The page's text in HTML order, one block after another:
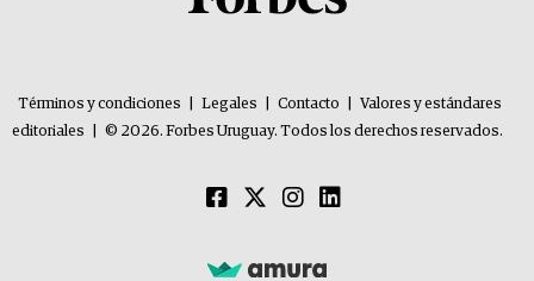
Términos y condiciones Legales Contacto
Valores y estándares
editoriales
© 2026. Forbes Uruguay. Todos los derechos reservados.